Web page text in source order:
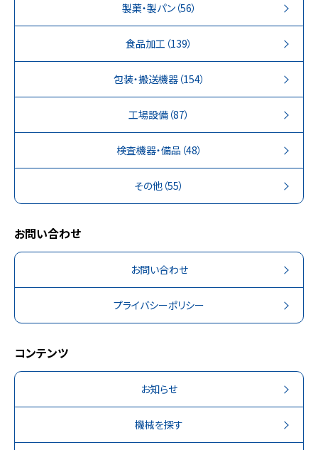
製菓・製パン（56）
食品加工 （139）
包装・搬送機器（154）
工場設備 （87）
検査機器・備品 （48）
その他 （55）
お問い合わせ
お問い合わせ
プライバシーポリシー
コンテンツ
お知らせ
機械を探す